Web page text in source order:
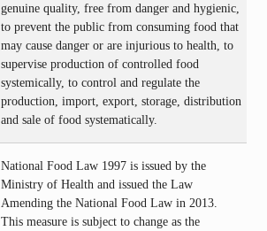
genuine quality, free from danger and hygienic,
to prevent the public from consuming food that
may cause danger or are injurious to health, to
supervise production of controlled food
systemically, to control and regulate the
production, import, export, storage, distribution
and sale of food systematically.
National Food Law 1997 is issued by the
Ministry of Health and issued the Law
Amending the National Food Law in 2013.
This measure is subject to change as the